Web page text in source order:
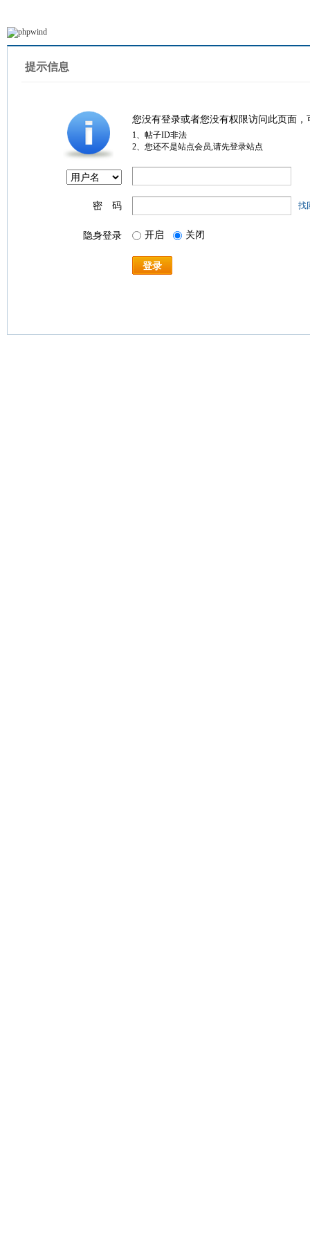
提示信息
您没有登录或者您没有权限访问此页面
1、帖子ID非法
2、您还不是站点会员,请先登录站点
密 码 找
隐身登录 开启 关闭
登录